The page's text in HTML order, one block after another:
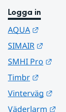
Logga in
AQUA
SIMAIR
SMHI Pro
Timbr
Vinterväg
Väderlarm